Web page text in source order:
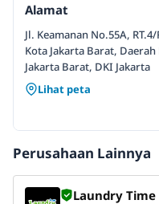
Alamat
Jl. Keamanan No.55A,
Kota Jakarta Barat,
Jakarta Barat, DKI Jakarta
Lihat peta
Perusahaan Lainnya
Laundry Time